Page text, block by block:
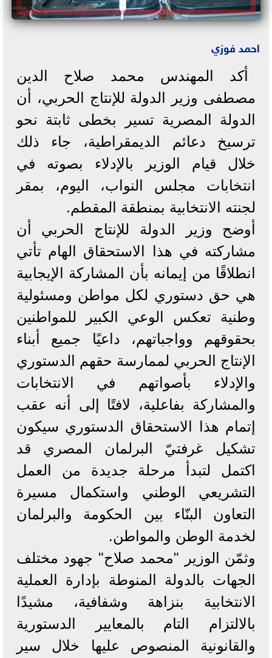
احمد فوزي
أكد المهندس محمد صلاح الدين
مصطفى وزير الدولة للإنتاج الحربي، أن
الدولة المصرية تسير بخطى ثابتة نحو
ترسيخ دعائم الديمقراطية، جاء ذلك
خلال قيام الوزير بالإدلاء بصوته في
انتخابات مجلس النواب، اليوم، بمقر
لجنته الانتخابية بمنطقة المقطم.
أوضح وزير الدولة للإنتاج الحربي أن
مشاركته في هذا الاستحقاق الهام تأتي
انطلاقًا من إيمانه بأن المشاركة الإيجابية
هي حق دستوري لكل مواطن ومسئولية
وطنية تعكس الوعي الكبير للمواطنين
بحقوقهم وواجباتهم، داعيًا جميع أبناء
الإنتاج الحربي لممارسة حقهم الدستوري
والإدلاء بأصواتهم في الانتخابات
والمشاركة بفاعلية، لافتًا إلى أنه عقب
إتمام هذا الاستحقاق الدستوري سيكون
تشكيل غرفتيّ البرلمان المصري قد
اكتمل لتبدأ مرحلة جديدة من العمل
التشريعي الوطني واستكمال مسيرة
التعاون البنّاء بين الحكومة والبرلمان
لخدمة الوطن والمواطن.
وثمّن الوزير "محمد صلاح" جهود مختلف
الجهات بالدولة المنوطة بإدارة العملية
الانتخابية بنزاهة وشفافية، مشيدًا
بالالتزام التام بالمعايير الدستورية
والقانونية المنصوص عليها خلال سير